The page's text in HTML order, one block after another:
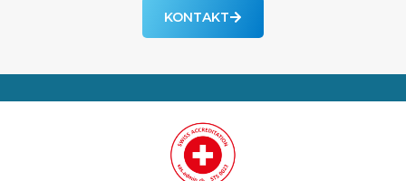
KONTAKT